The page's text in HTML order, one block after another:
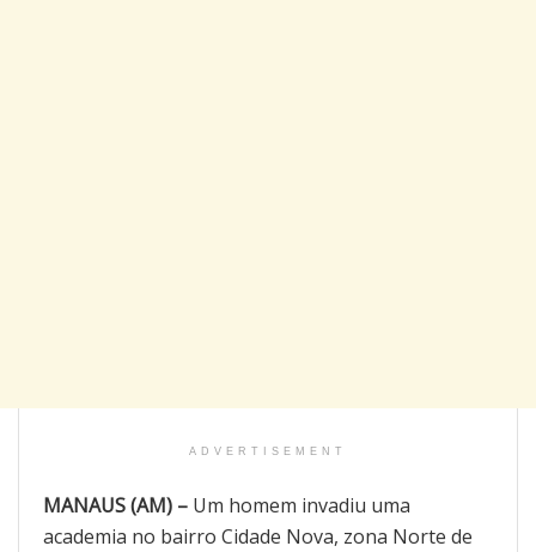
ADVERTISEMENT
MANAUS (AM) – Um homem invadiu uma
academia no bairro Cidade Nova, zona Norte de